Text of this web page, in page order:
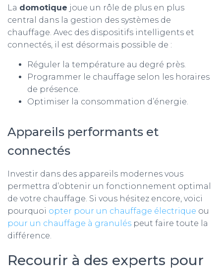
La domotique joue un rôle de plus en plus
central dans la gestion des systèmes de
chauffage. Avec des dispositifs intelligents et
connectés, il est désormais possible de :
Réguler la température au degré près.
Programmer le chauffage selon les horaires
de présence.
Optimiser la consommation d’énergie.
Appareils performants et
connectés
Investir dans des appareils modernes vous
permettra d’obtenir un fonctionnement optimal
de votre chauffage. Si vous hésitez encore, voici
pourquoi opter pour un chauffage électrique ou
pour un chauffage à granulés peut faire toute la
différence.
Recourir à des experts pour